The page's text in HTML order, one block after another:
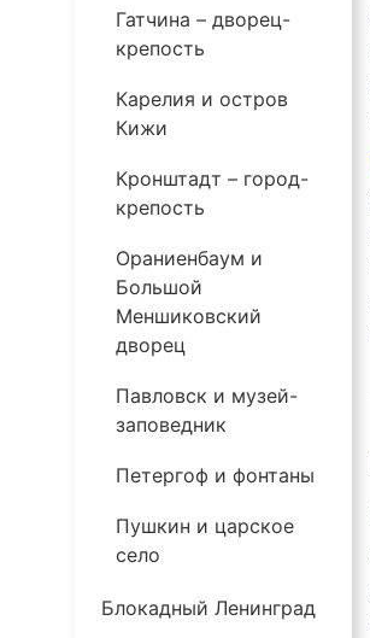
Гатчина – дворец-
крепость
Карелия и остров
Кижи
Кронштадт – город-
крепость
Ораниенбаум и
Большой
Меншиковский
дворец
Павловск и музей-
заповедник
Петергоф и фонтаны
Пушкин и царское
село
Блокадный Ленинград